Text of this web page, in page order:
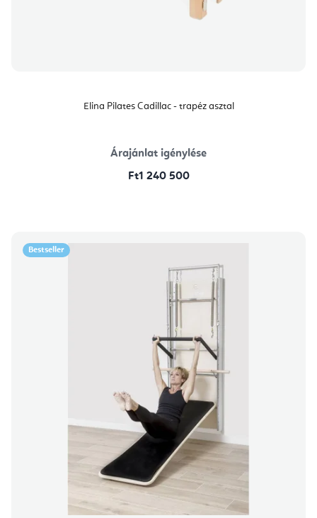
Elina Pilates Cadillac - trapéz asztal
Árajánlat igénylése
Ft1 240 500
Bestseller